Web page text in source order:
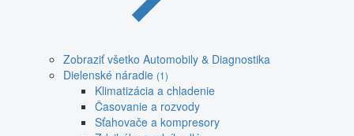
Zobraziť všetko Automobily & Diagnostika
Dielenské náradie (1)
Klimatizácia a chladenie
Časovanie a rozvody
Sťahovače a kompresory